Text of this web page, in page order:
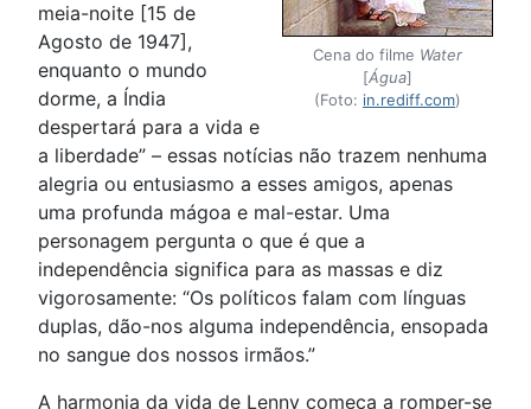
Cena do filme Water
[Água]
(Foto: in.rediff.com)
meia-noite [15 de
Agosto de 1947],
enquanto o mundo
dorme, a Índia
despertará para a vida e
a liberdade” – essas notícias não trazem nenhuma
alegria ou entusiasmo a esses amigos, apenas
uma profunda mágoa e mal-estar. Uma
personagem pergunta o que é que a
independência significa para as massas e diz
vigorosamente: “Os políticos falam com línguas
duplas, dão-nos alguma independência, ensopada
no sangue dos nossos irmãos.”
A harmonia da vida de Lenny começa a romper-se